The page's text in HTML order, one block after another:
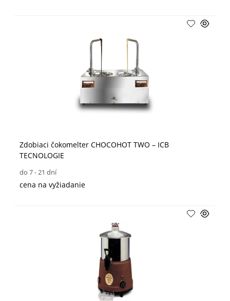
Zdobiaci čokomelter CHOCOHOT TWO – ICB
TECNOLOGIE
do 7 - 21 dní
cena na vyžiadanie